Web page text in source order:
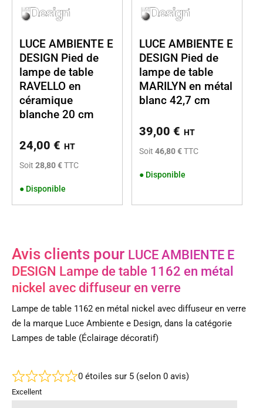
LUCE AMBIENTE E
DESIGN Pied de
lampe de table
RAVELLO en
céramique
blanche 20 cm
24,00 € HT
Soit 28,80 €TTC
● Disponible
LUCE AMBIENTE E
DESIGN Pied de
lampe de table
MARILYN en métal
blanc 42,7 cm
39,00 € HT
Soit 46,80 €TTC
● Disponible
Avis clients pour LUCE AMBIENTE E
DESIGN Lampe de table 1162 en métal
nickel avec diffuseur en verre
Lampe de table 1162 en métal nickel avec diffuseur en verre
de la marque Luce Ambiente e Design, dans la catégorie
Lampes de table (Éclairage décoratif)
0 étoiles sur 5 (selon 0 avis)
Excellent